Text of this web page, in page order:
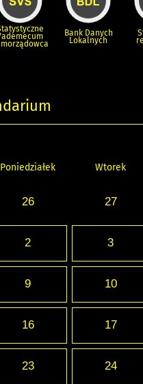
Bank Danych
Lokalnych
Poniedziałek Wtorek
26 27
2 3
9 10
16 17
23 24